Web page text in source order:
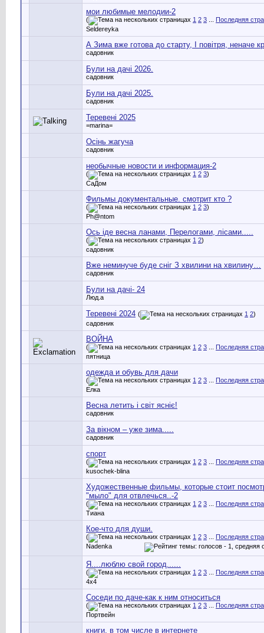
мои любимые мелодии-2
( 1 2 3
Последняя
Seldereyka
А Зима вже готова до старту, І повітря, неначе
садовник
Були на дачі 2026.
садовник
Були на дачі 2025.
садовник
Теревені 2025
=marina=
Осінь жагуча
садовник
необычные новости и информация-2
( 1 2 3)
СаДом
Фильмы документальные. смотрит кто ?
( 1 2 3)
Ph@ntom
Ось іде весна ланами, Перелогами, лісами.....
( 1 2)
садовник
Вже неминуче буде сніг З хвилини на хвилину…
садовник
Були на дачі- 24
Люд.а
Теревені 2024 ( 1 2)
садовник
ВОЙНА
( 1 2 3
Последняя
пятница
одежда и обувь для дачи
( 1 2 3
Последняя
Елка
Весна летить і світ ясніє!
садовник
За вікном – уже зима.....
садовник
спорт
( 1 2 3
Последняя
kusochek-blina
Художественные фильмы, которые стоит
"мыло" для отвлечься..-2
( 1 2 3
Последняя
Тиана
Кое-что для души.
( 1 2 3
Последняя
Nadenka
Я....люблю свой город......
( 1 2 3
Последняя
4х4
Соседи по даче-как к ним относиться
( 1 2 3
Последняя
Портвейн
книги, в том числе в интернете